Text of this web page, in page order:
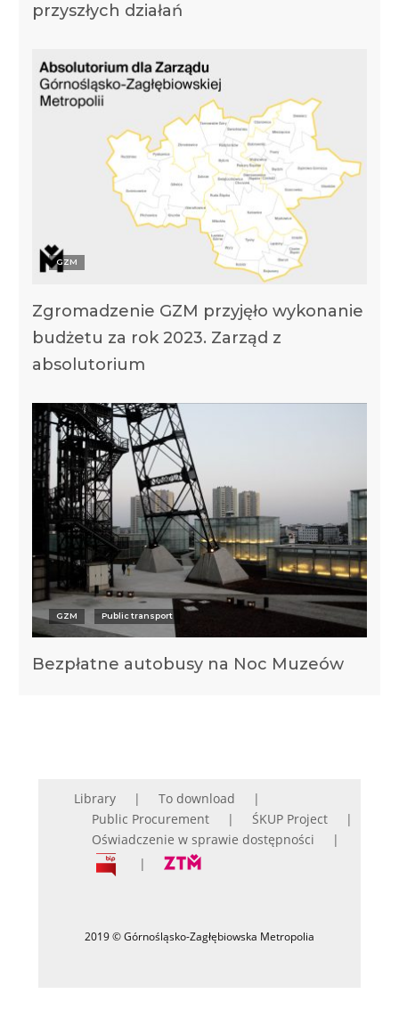
przyszłych działań
GZM
Zgromadzenie GZM przyjęło wykonanie
budżetu za rok 2023. Zarząd z
absolutorium
GZM Public transport
Bezpłatne autobusy na Noc Muzeów
Library
To download
Public Procurement
ŚKUP Project
Oświadczenie w sprawie dostępności
2019 © Górnośląsko-Zagłębiowska Metropolia